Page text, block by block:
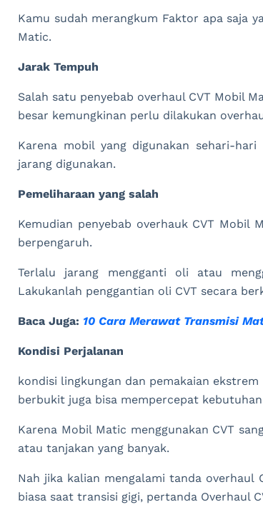
Kamu sudah merangkum Faktor apa saja
Matic.
Jarak Tempuh
Salah satu penyebab overhaul CVT Mobil
besar kemungkinan perlu dilakukan
Karena mobil yang digunakan sehari-
jarang digunakan.
Pemeliharaan yang salah
Kemudian penyebab overhauk CVT Mobil
berpengaruh.
Terlalu jarang mengganti oli atau
Lakukanlah penggantian oli CVT secara
Baca Juga: 10 Cara Merawat Transmisi
Kondisi Perjalanan
kondisi lingkungan dan pemakaian
berbukit juga bisa mempercepat
Karena Mobil Matic menggunakan CVT
atau tanjakan yang banyak.
Nah jika kalian mengalami tanda
biasa saat transisi gigi, pertanda Overhaul